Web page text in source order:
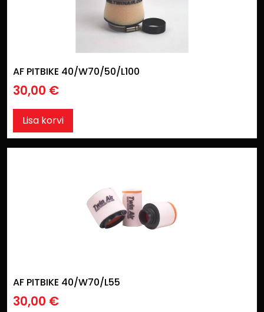
AF PITBIKE 40/W70/50/L100
30,00 €
Lisa korvi
AF PITBIKE 40/W70/L55
30,00 €